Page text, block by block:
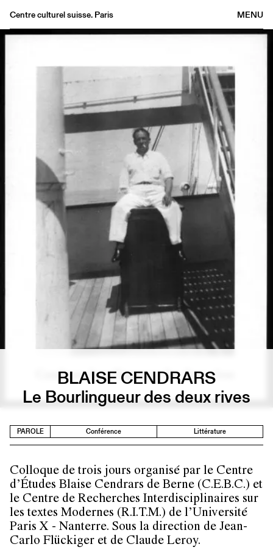
MENU
Centre culturel suisse. Paris
Agenda
Informations
BLAISE CENDRARS
Le Bourlingueur des deux rives
PAROLE Conférence Littérature
Colloque de trois jours organisé par le Centre
d’Études Blaise Cendrars de Berne (C.E.B.C.) et
le Centre de Recherches Interdisciplinaires sur
les textes Modernes (R.I.T.M.) de l’Université
Paris X - Nanterre. Sous la direction de Jean-
Carlo Flückiger et de Claude Leroy.